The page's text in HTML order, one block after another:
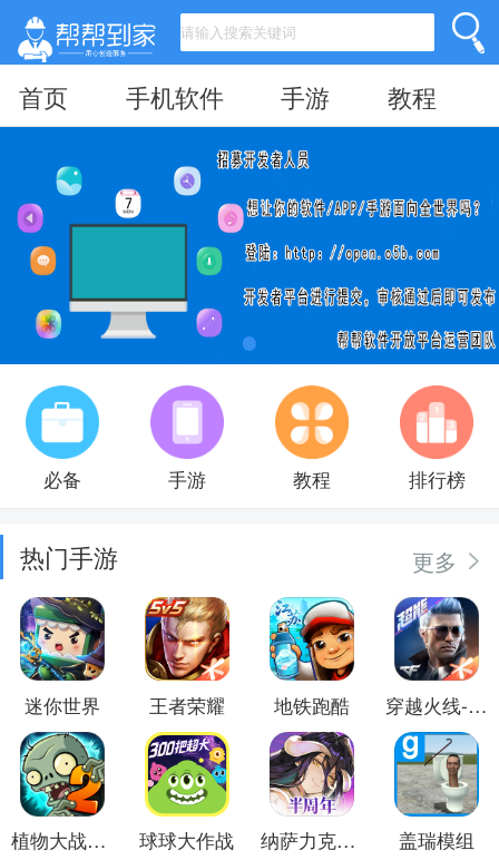
首页 手机软件 手游 教程
必备 手游 教程 排行榜
热门手游 更多
迷你世界 王者荣耀 地铁跑酷 穿越火线-枪战王者
植物大战僵尸2 球球大作战 纳萨力克之王 盖瑞模组